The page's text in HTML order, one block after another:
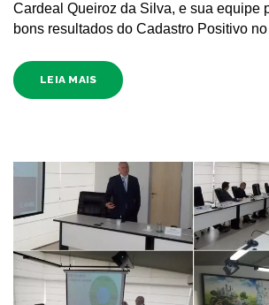
Cardeal Queiroz da Silva, e sua equipe
bons resultados do Cadastro Positivo
LEIA MAIS